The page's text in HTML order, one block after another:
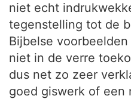
niet echt
tegenstelling tot de
Bijbelse
niet in de verre
dus net zo zeer
goed giswerk of een